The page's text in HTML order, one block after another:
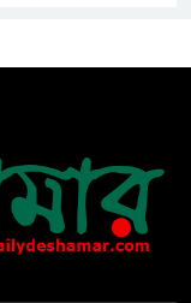
ফিরতে মরিয়া